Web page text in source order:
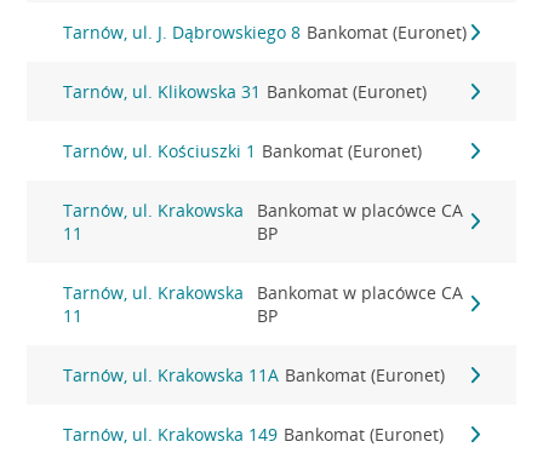
Tarnów, ul. J. Dąbrowskiego 8 Bankomat (Euronet)
Tarnów, ul. Klikowska 31 Bankomat (Euronet)
Tarnów, ul. Kościuszki 1 Bankomat (Euronet)
Tarnów, ul. Krakowska
11
Bankomat w placówce CA
BP
Tarnów, ul. Krakowska
11
Bankomat w placówce CA
BP
Tarnów, ul. Krakowska 11A Bankomat (Euronet)
Tarnów, ul. Krakowska 149 Bankomat (Euronet)